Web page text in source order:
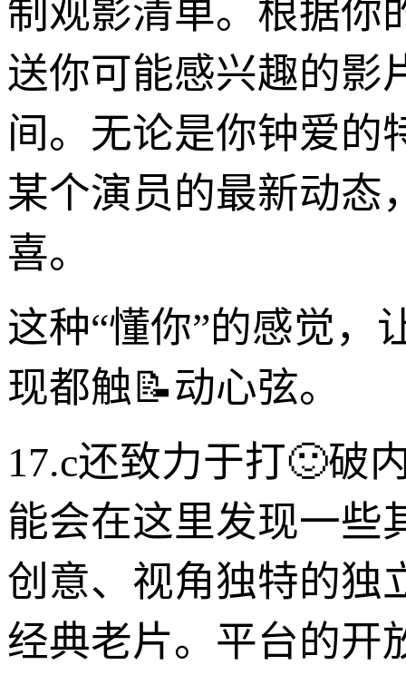
制观影清单。根据你
送你可能感兴趣的影
间。无论是你钟爱的
某个演员的最新动态
喜。
这种“懂你”的感觉，
现都触📝动心弦。
17.c还致力于打🙂破
能会在这里发现一些
创意、视角独特的独
经典老片。平台的开